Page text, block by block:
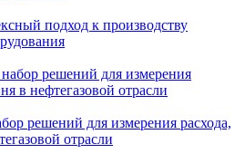
подход к производству
решений для измерения расхода,
отрасли